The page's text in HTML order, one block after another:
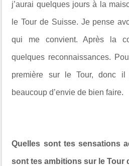
j’aurai quelques jours à la
le Tour de Suisse. Je pense
qui me convient. Après la
quelques reconnaissances.
première sur le Tour, donc
beaucoup d’envie de bien faire.
Quelles sont tes sensations
sont tes ambitions sur le Tour